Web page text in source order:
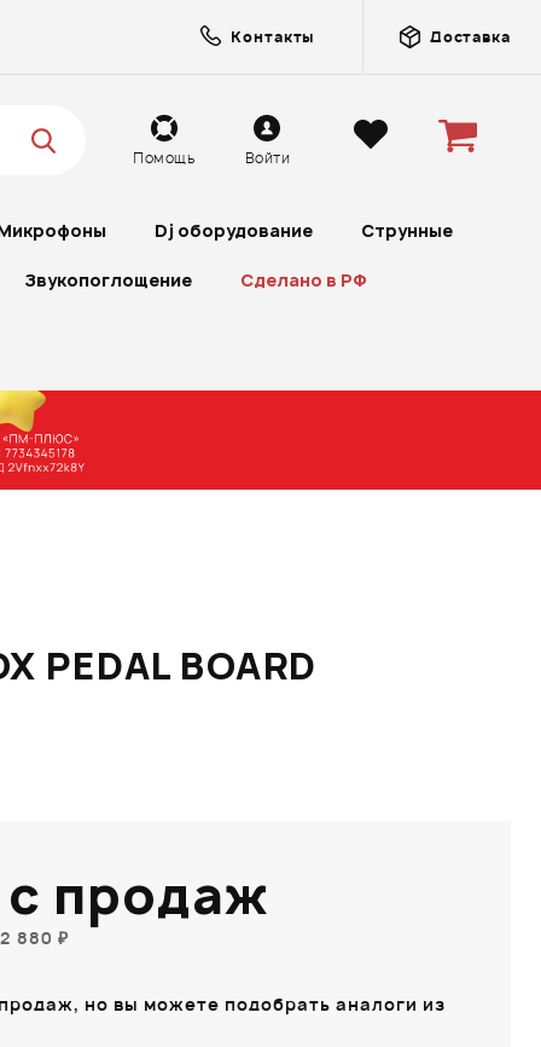
Контакты Доставка
Помощь Войти
Dj оборудование Струнные
Звукопоглощение Сделано в РФ
BOARD
продаж
880 ₽
но вы можете подобрать аналоги из